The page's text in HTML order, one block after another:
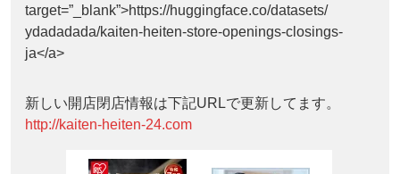
target=”_blank”>https://huggingface.co/datasets/
ydadadada/kaiten-heiten-store-openings-closings-
ja</a>
新しい開店閉店情報は下記URLで更新してます。
http://kaiten-heiten-24.com